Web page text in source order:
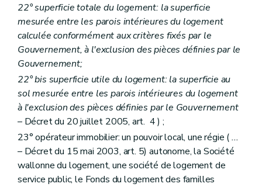
Art. 156
Art.157
Sous-section 6 Du directeur-gérant
Art. 158
Art. 158bis
Art. 158
Art. 158 quater
Sous-section 7
Du personnel
Art.158quinquies
Art. 159
Sous-section 8 Du contrôle des recettes et des dépenses
Art. 159bis
Art. 160
Art. 161
Section 2bis Des contrats d'objectifs– Décret du 20 juillet 2005, art. 29, §1
Art. 162
22° superficie totale du logement: la superficie
mesurée entre les parois intérieures du logement
calculée conformément aux critères fixés par le
Gouvernement, à l'exclusion des pièces définies par le
Gouvernement;
22°bis superficie utile du logement: la superficie au
sol mesurée entre les parois intérieures du logement
à l'exclusion des pièces définies par le Gouvernement
– Décret du 20 juillet 2005, art. 4 ) ;
23° opérateur immobilier: un pouvoir local, une régie (...
– Décret du 15 mai 2003, art. 5) autonome, la Société
wallonne du logement, une société de logement de
service public, le Fonds du logement des familles